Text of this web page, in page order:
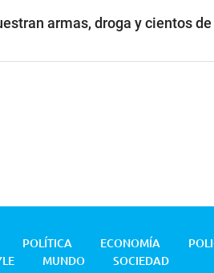
armas, droga y cientos
POLÍTICA ECONOMÍA
MUNDO SOCIEDAD